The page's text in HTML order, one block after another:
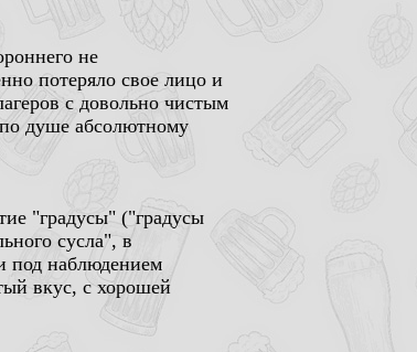
не
потеряло свое лицо и
с довольно чистым
душе абсолютному
"градусы" ("градусы
сусла", в
под наблюдением
вкус, с хорошей